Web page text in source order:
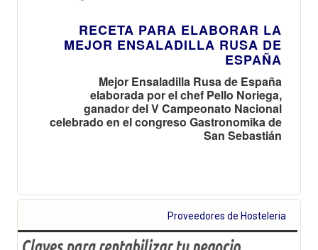
RECETA PARA ELABORAR LA
MEJOR ENSALADILLA RUSA DE
ESPAÑA
Mejor Ensaladilla Rusa de España
elaborada por el chef Pello Noriega,
ganador del V Campeonato Nacional
celebrado en el congreso Gastronomika de
San Sebastián
Proveedores de Hosteleria